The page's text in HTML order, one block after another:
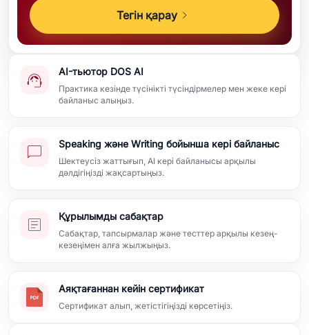
Тегін қарау
AI-тьютор DOS AI
Практика кезінде түсінікті түсіндірмелер мен жеке кері
байланыс алыңыз.
Speaking және Writing бойынша кері байланыс
Шектеусіз жаттығып, AI кері байланысы арқылы
дәлдігіңізді жақсартыңыз.
Құрылымды сабақтар
Сабақтар, тапсырмалар және тесттер арқылы кезең-
кезеңімен алға жылжыңыз.
Аяқтағаннан кейін сертификат
Сертификат алып, жетістігіңізді көрсетіңіз.